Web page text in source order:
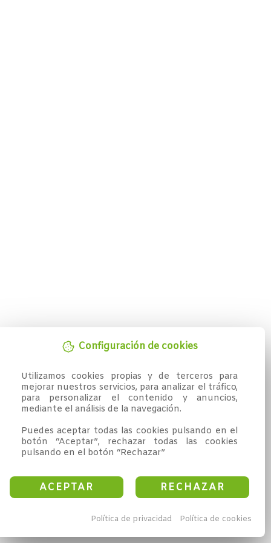
Configuración de cookies
Utilizamos cookies propias y de terceros para
mejorar nuestros servicios, para analizar el tráfico,
para personalizar el contenido y anuncios,
mediante el análisis de la navegación.
Puedes aceptar todas las cookies pulsando en el
botón “Aceptar”, rechazar todas las cookies
pulsando en el botón “Rechazar”
ACEPTAR RECHAZAR
Política de privacidad Política de cookies